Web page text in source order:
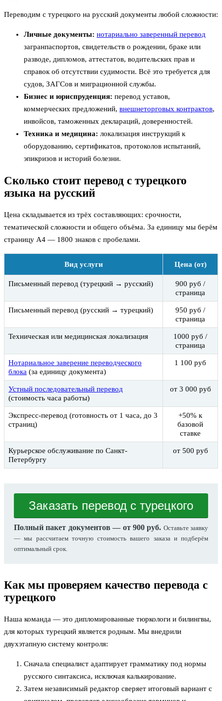
Переводим с турецкого на русский документы любой сложности:
Личные документы: нотариально заверенный перевод
загранпаспортов, свидетельств о рождении, браке или
разводе, дипломов, аттестатов, водительских прав и
справок об отсутствии судимости. Всё это требуется для
судов, ЗАГСов и миграционной службы.
Бизнес и юриспруденция: перевод уставов,
коммерческих предложений, внешнеторговых контрактов,
инвойсов, таможенных деклараций, доверенностей.
Техника и медицина: локализация инструкций к
оборудованию, сертификатов, протоколов испытаний,
эпикризов и историй болезни.
Сколько стоит перевод с турецкого
языка на русский
Цена складывается из трёх составляющих: срочности,
тематической сложности и общего объёма. За единицу мы берём
страницу А4 — 1800 знаков с пробелами.
Вид услуги Цена (от)
Письменный перевод (турецкий → русский)
900 руб /
страница
Письменный перевод (русский → турецкий)
950 руб /
страница
Техническая или медицинская локализация
1000 руб /
страница
Нотариальное заверение переводческого
блока (за единицу документа)
1 100 руб
Устный последовательный перевод
(стоимость часа работы)
от 3 000 руб
Экспресс-перевод (готовность от 1 часа, до 3
страниц)
+50% к
базовой
ставке
Курьерское обслуживание по Санкт-
Петербургу
от 500 руб
Заказать перевод с турецкого
Полный пакет документов — от 900 руб. Оставьте заявку
— мы рассчитаем точную стоимость вашего заказа и подберём
оптимальный срок.
Как мы проверяем качество перевода с
турецкого
Наша команда — это дипломированные тюркологи и билингвы,
для которых турецкий является родным. Мы внедрили
двухэтапную систему контроля:
Сначала специалист адаптирует грамматику под нормы
русского синтаксиса, исключая калькирование.
Затем независимый редактор сверяет итоговый вариант с